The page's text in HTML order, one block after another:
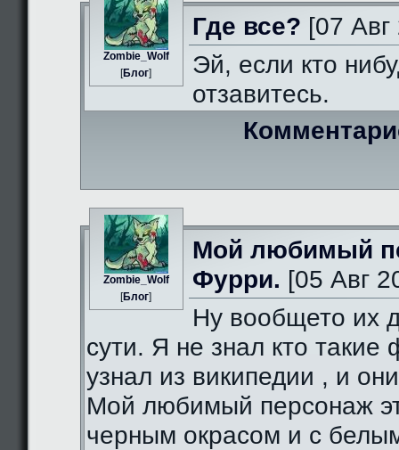
Zombie_Wolf
[Блог]
Где все? [07
Эй, если кто
отзавитесь.
Zombie_Wolf
[Блог]
Мой любимый
Фурри. [05 Авг
Ну вообщето их
сути. Я не знал кто такие
узнал из википедии , и
Мой любимый персонаж
черным окрасом и с